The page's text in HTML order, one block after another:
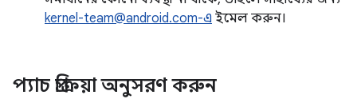
kernel-team@android.com-এ ইমেল করুন।
প্যাচ প্রক্রিয়া অনুসরণ করুন